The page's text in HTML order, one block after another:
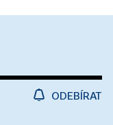
ODEBÍRAT